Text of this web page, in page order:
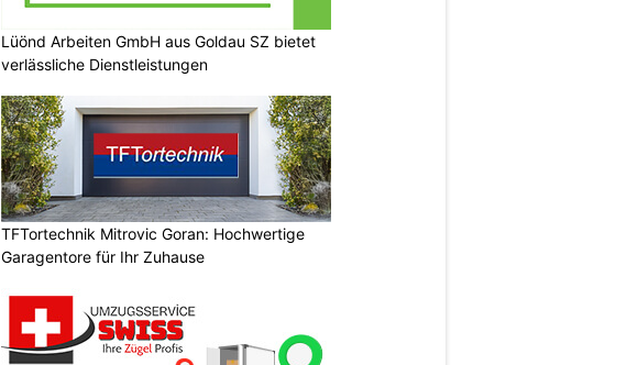
Lüönd Arbeiten GmbH aus Goldau SZ bietet
verlässliche Dienstleistungen
TFTortechnik Mitrovic Goran: Hochwertige
Garagentore für Ihr Zuhause